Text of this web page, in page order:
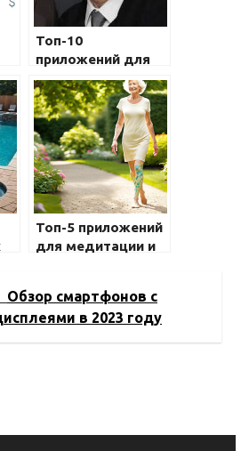
Топ-10
приложений для
улучшения
здоровья на
мобильном
телефоне
Топ-5 приложений
для медитации и
Обзор смартфонов с
в 2023 году